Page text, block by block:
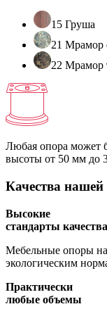
15 Груша
21 Мрамор
22 Мрамор
Любая опора может
высоты от 50 мм до
Качества
Высокие
стандарты качества
Мебельные опоры
экологическим
Практически
любые объемы